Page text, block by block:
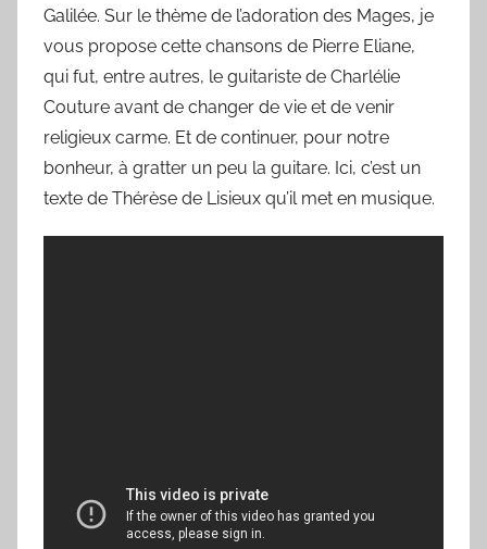
a
C
h
a
o
d
Galilée. Sur le thème de l’adoration des Mages, je
vous propose cette chansons de Pierre Eliane,
qui fut, entre autres, le guitariste de Charlélie
Couture avant de changer de vie et de venir
religieux carme. Et de continuer, pour notre
bonheur, à gratter un peu la guitare. Ici, c’est un
texte de Thérèse de Lisieux qu’il met en musique.